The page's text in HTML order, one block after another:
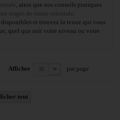
, ainsi que nos conseils pratiques
stages de danse orientale
et trouvez la tenue qui vous
quel que soit votre niveau ou votre
Afficher 30 par page
tout